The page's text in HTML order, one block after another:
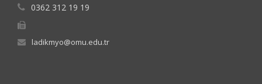
0362 312 19 19
ladikmyo@omu.edu.tr